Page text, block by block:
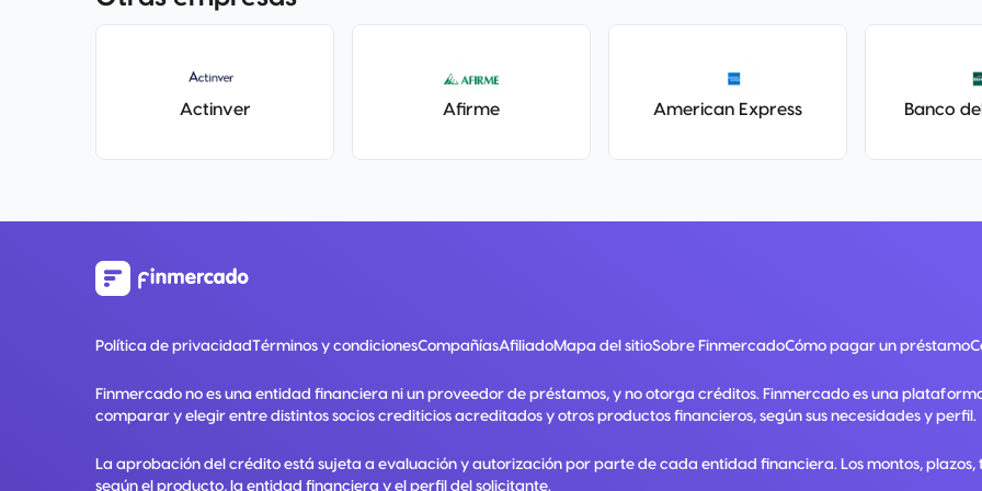
Actinver Afirme American Express Banco
Política de privacidadTérminos y condicionesCompañíasAfiliadoMapa del sitioSobre FinmercadoCómo pagar un préstamo
Finmercado no es una entidad financiera ni un proveedor de préstamos, y no otorga créditos. Finmercado es una
comparar y elegir entre distintos socios crediticios acreditados y otros productos financieros, según sus necesidades y perfil.
La aprobación del crédito está sujeta a evaluación y autorización por parte de cada entidad financiera. Los montos,
según el producto, la entidad financiera y el perfil del solicitante.